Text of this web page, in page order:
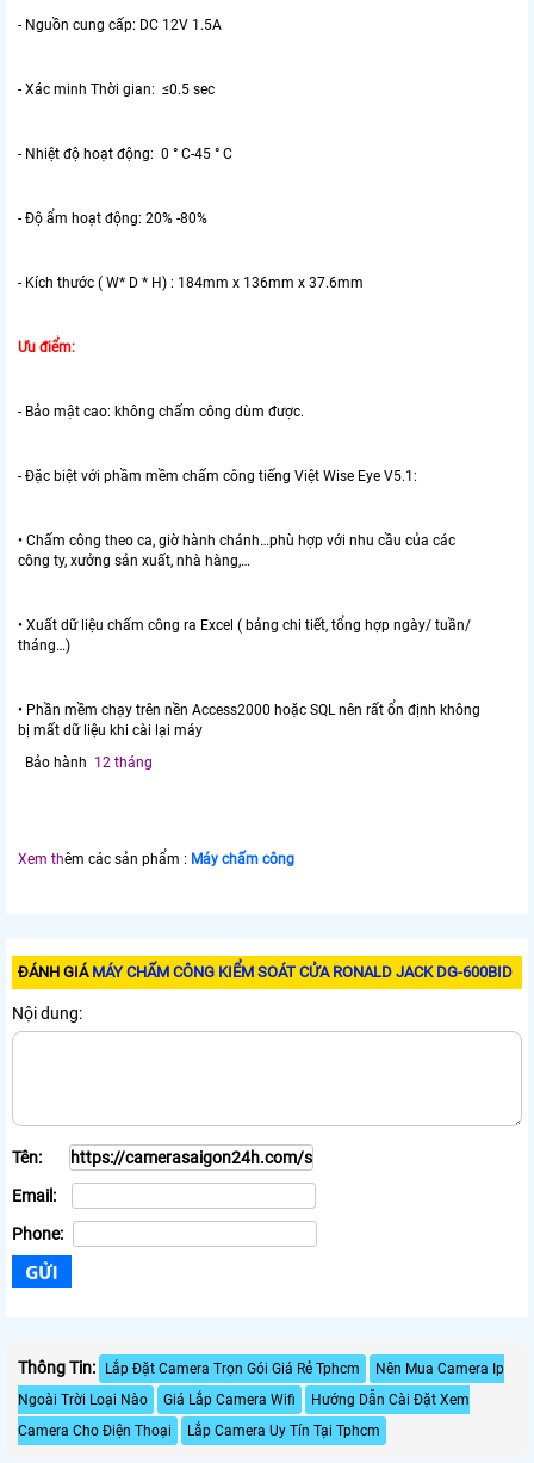
- Nguồn cung cấp: DC 12V 1.5A
- Xác minh Thời gian: ≤0.5 sec
- Nhiệt độ hoạt động: 0 ° C-45 ° C
- Độ ẩm hoạt động: 20% -80%
- Kích thước ( W* D * H) : 184mm x 136mm x 37.6mm
Ưu điểm:
- Bảo mật cao: không chấm công dùm được.
- Đặc biệt với phầm mềm chấm công tiếng Việt Wise Eye V5.1:
• Chấm công theo ca, giờ hành chánh…phù hợp với nhu cầu của các
công ty, xưởng sản xuất, nhà hàng,…
• Xuất dữ liệu chấm công ra Excel ( bảng chi tiết, tổng hợp ngày/ tuần/
tháng…)
• Phần mềm chạy trên nền Access2000 hoặc SQL nên rất ổn định không
bị mất dữ liệu khi cài lại máy
Bảo hành 12 tháng
Xem thêm các sản phẩm : Máy chấm công
ĐÁNH GIÁ MÁY CHẤM CÔNG KIỂM SOÁT CỬA RONALD JACK DG-600BID
Nội dung:
Tên:
Email:
Phone:
Thông Tin: Lắp Đặt Camera Trọn Gói Giá Rẻ Tphcm
Nên Mua Camera Ip
Ngoài Trời Loại Nào
Giá Lắp Camera Wifi
Hướng Dẫn Cài Đặt Xem
Camera Cho Điện Thoại
Lắp Camera Uy Tín Tại Tphcm